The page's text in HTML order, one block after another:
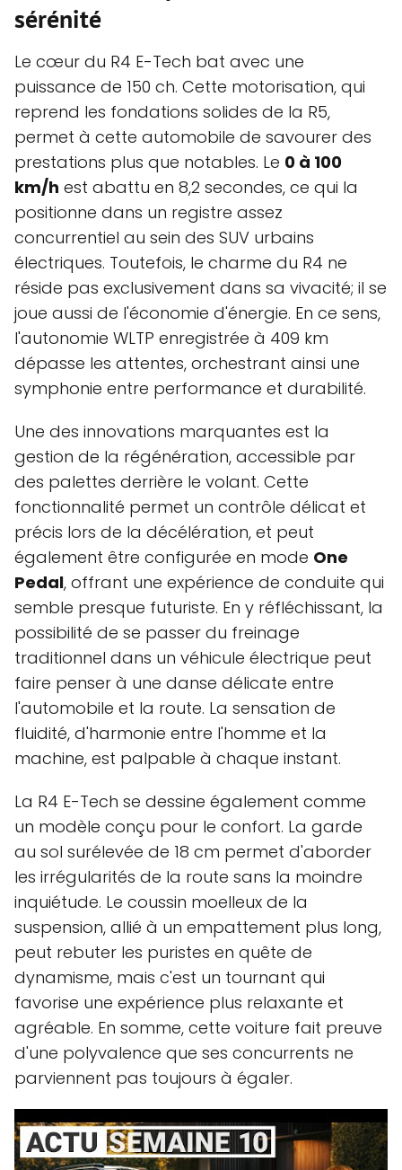
sérénité
Le cœur du R4 E-Tech bat avec une
puissance de 150 ch. Cette motorisation, qui
reprend les fondations solides de la R5,
permet à cette automobile de savourer des
prestations plus que notables. Le 0 à 100
km/h est abattu en 8,2 secondes, ce qui la
positionne dans un registre assez
concurrentiel au sein des SUV urbains
électriques. Toutefois, le charme du R4 ne
réside pas exclusivement dans sa vivacité; il se
joue aussi de l'économie d'énergie. En ce sens,
l'autonomie WLTP enregistrée à 409 km
dépasse les attentes, orchestrant ainsi une
symphonie entre performance et durabilité.
Une des innovations marquantes est la
gestion de la régénération, accessible par
des palettes derrière le volant. Cette
fonctionnalité permet un contrôle délicat et
précis lors de la décélération, et peut
également être configurée en mode One
Pedal, offrant une expérience de conduite qui
semble presque futuriste. En y réfléchissant, la
possibilité de se passer du freinage
traditionnel dans un véhicule électrique peut
faire penser à une danse délicate entre
l'automobile et la route. La sensation de
fluidité, d'harmonie entre l'homme et la
machine, est palpable à chaque instant.
La R4 E-Tech se dessine également comme
un modèle conçu pour le confort. La garde
au sol surélevée de 18 cm permet d'aborder
les irrégularités de la route sans la moindre
inquiétude. Le coussin moelleux de la
suspension, allié à un empattement plus long,
peut rebuter les puristes en quête de
dynamisme, mais c'est un tournant qui
favorise une expérience plus relaxante et
agréable. En somme, cette voiture fait preuve
d'une polyvalence que ses concurrents ne
parviennent pas toujours à égaler.